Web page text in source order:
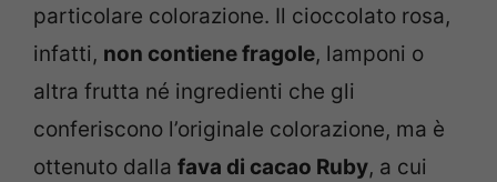
particolare colorazione. Il cioccolato rosa,
infatti, non contiene fragole, lamponi o
altra frutta né ingredienti che gli
conferiscono l’originale colorazione, ma è
ottenuto dalla fava di cacao Ruby, a cui